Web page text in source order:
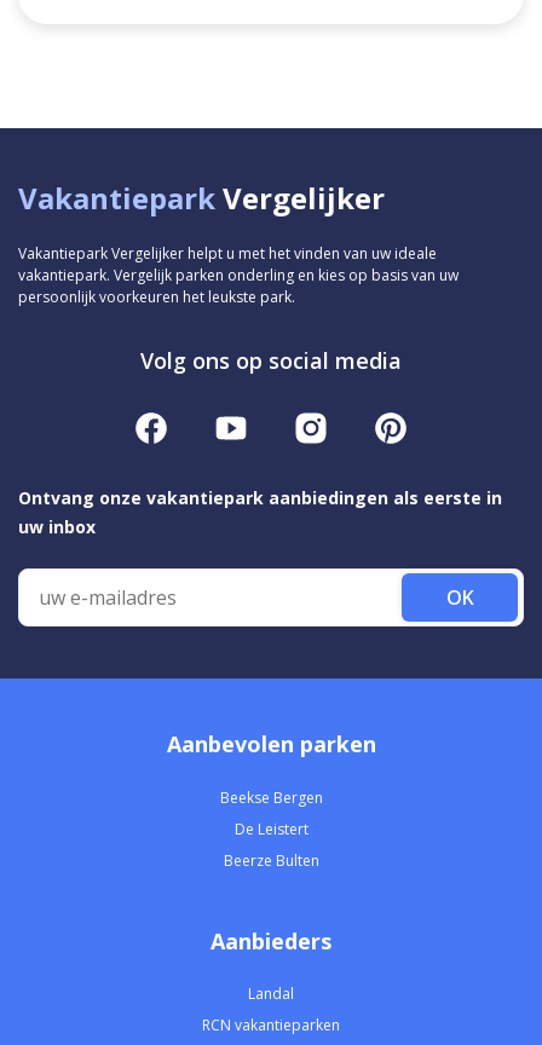
VakantieparkVergelijker
Vakantiepark Vergelijker helpt u met het vinden van uw ideale
vakantiepark. Vergelijk parken onderling en kies op basis van uw
persoonlijk voorkeuren het leukste park.
Volg ons op social media
Ontvang onze vakantiepark aanbiedingen als eerste in
uw inbox
OK
Aanbevolen parken
Beekse Bergen
De Leistert
Beerze Bulten
Aanbieders
Landal
RCN vakantieparken